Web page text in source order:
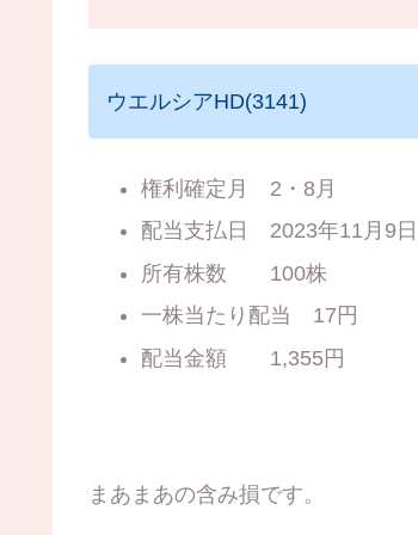
ウエルシアHD(3141)
権利確定月 2・8月
配当支払日 2023年11月9日
所有株数 100株
一株当たり配当 17円
配当金額 1,355円
まあまあの含み損です。